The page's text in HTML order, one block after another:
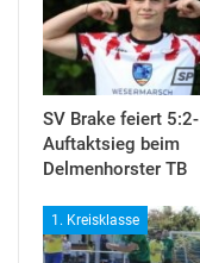
SV Brake feiert 5:2-
Auftaktsieg beim
Delmenhorster TB
1. Kreisklasse